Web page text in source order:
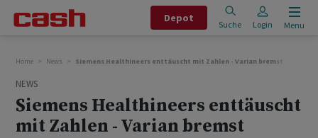
Depot
Suche Login Menu
Home News Siemens Healthineers enttäuscht mit Zahlen - Varian bremst
NEWS
Siemens Healthineers enttäuscht
mit Zahlen - Varian bremst